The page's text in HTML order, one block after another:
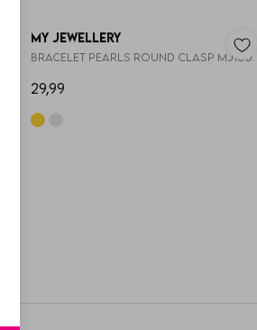
My Jewellery
29,99